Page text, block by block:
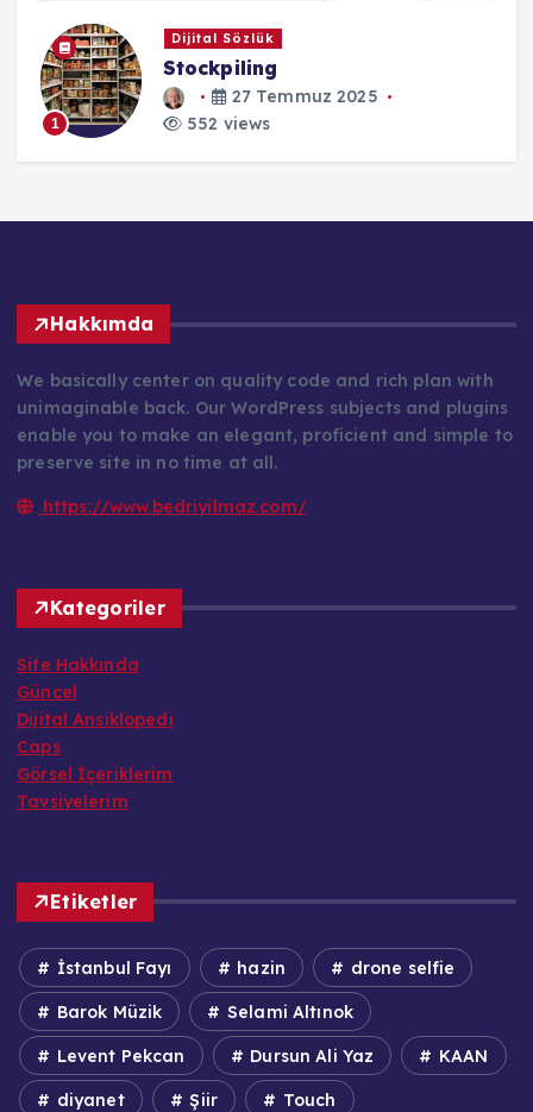
1
Dijital Sözlük
Stockpiling
27 Temmuz 2025
552 views
Hakkımda
We basically center on quality code and rich plan with
unimaginable back. Our WordPress subjects and plugins
enable you to make an elegant, proficient and simple to
preserve site in no time at all.
https://www.bedriyilmaz.com/
Kategoriler
Site Hakkında
Güncel
Dijital Ansiklopedi
Caps
Görsel İçeriklerim
Tavsiyelerim
Etiketler
İstanbul Fayı hazin drone selfie
Barok Müzik Selami Altınok
Levent Pekcan Dursun Ali Yaz KAAN
diyanet Şiir Touch